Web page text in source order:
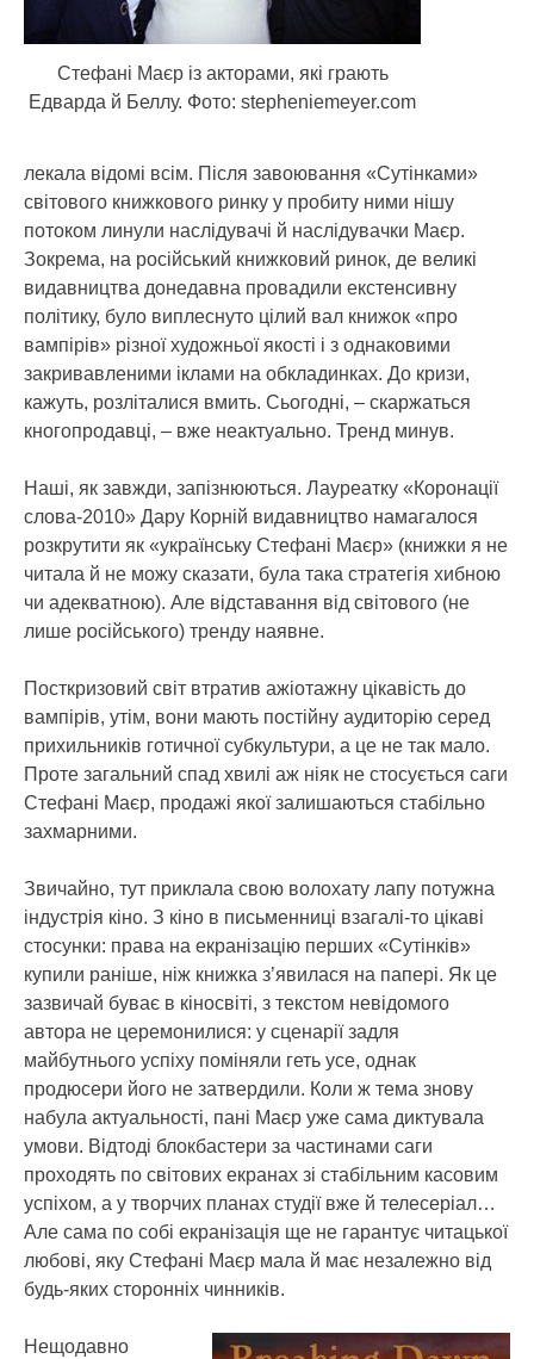
Стефані Маєр із акторами, які грають
Едварда й Беллу. Фото: stepheniemeyer.com
лекала відомі всім. Після завоювання «Сутінками»
світового книжкового ринку у пробиту ними нішу
потоком линули наслідувачі й наслідувачки Маєр.
Зокрема, на російський книжковий ринок, де великі
видавництва донедавна провадили екстенсивну
політику, було виплеснуто цілий вал книжок «про
вампірів» різної художньої якості і з однаковими
закривавленими іклами на обкладинках. До кризи,
кажуть, розліталися вмить. Сьогодні, – скаржаться
кногопродавці, – вже неактуально. Тренд минув.
Наші, як завжди, запізнюються. Лауреатку «Коронації
слова-2010» Дару Корній видавництво намагалося
розкрутити як «українську Стефані Маєр» (книжки я не
читала й не можу сказати, була така стратегія хибною
чи адекватною). Але відставання від світового (не
лише російського) тренду наявне.
Посткризовий світ втратив ажіотажну цікавість до
вампірів, утім, вони мають постійну аудиторію серед
прихильників готичної субкультури, а це не так мало.
Проте загальний спад хвилі аж ніяк не стосується саги
Стефані Маєр, продажі якої залишаються стабільно
захмарними.
Звичайно, тут приклала свою волохату лапу потужна
індустрія кіно. З кіно в письменниці взагалі-то цікаві
стосунки: права на екранізацію перших «Сутінків»
купили раніше, ніж книжка з’явилася на папері. Як це
зазвичай буває в кіносвіті, з текстом невідомого
автора не церемонилися: у сценарії задля
майбутнього успіху поміняли геть усе, однак
продюсери його не затвердили. Коли ж тема знову
набула актуальності, пані Маєр уже сама диктувала
умови. Відтоді блокбастери за частинами саги
проходять по світових екранах зі стабільним касовим
успіхом, а у творчих планах студії вже й телесеріал…
Але сама по собі екранізація ще не гарантує читацької
любові, яку Стефані Маєр мала й має незалежно від
будь-яких сторонніх чинників.
Нещодавно